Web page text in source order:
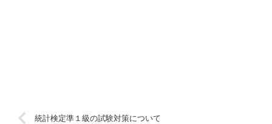
統計検定準１級の試験対策について